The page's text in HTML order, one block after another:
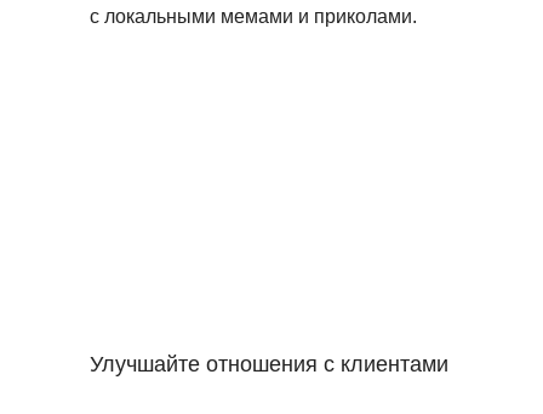
Улучшайте отношения с клиентами
с локальными мемами и приколами.